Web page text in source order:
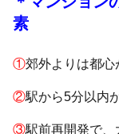
素
①郊外よりは都
②駅から5分以内
③駅前再開発で